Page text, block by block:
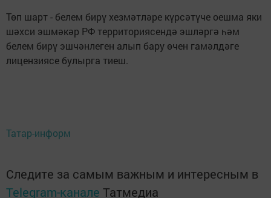
Төп шарт - белем бирү хезмәтләре күрсәтүче оешма яки
шәхси эшмәкәр РФ территориясендә эшләргә һәм
белем бирү эшчәнлеген алып бару өчен гамәлдәге
лицензиясе булырга тиеш.
Татар-информ
Следите за самым важным и интересным в
Telegram-канале Татмедиа